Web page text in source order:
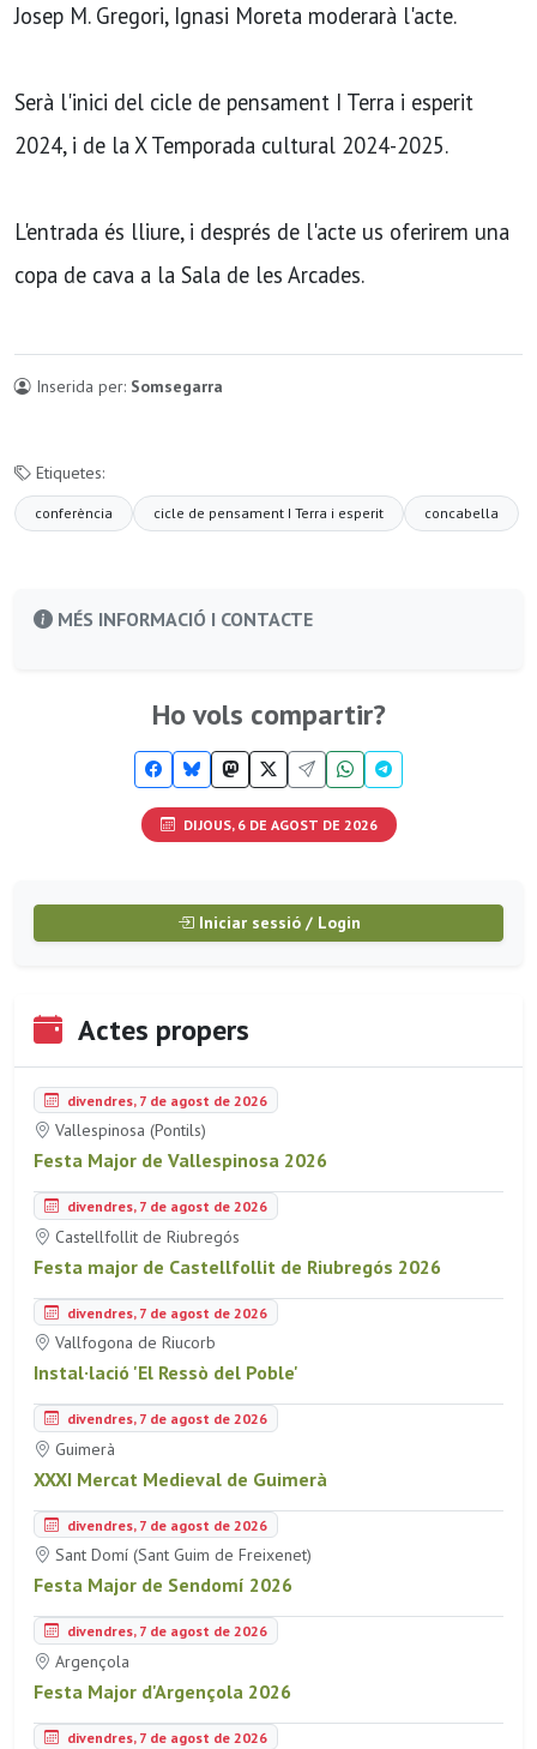
Josep M. Gregori, Ignasi Moreta moderarà l'acte.
Serà l'inici del cicle de pensament I Terra i esperit
2024, i de la X Temporada cultural 2024-2025.
L'entrada és lliure, i després de l'acte us oferirem una
copa de cava a la Sala de les Arcades.
Inserida per: Somsegarra
Etiquetes:
conferència cicle de pensament I Terra i esperit concabella
MÉS INFORMACIÓ I CONTACTE
Ho vols compartir?
DIJOUS, 6 DE AGOST DE 2026
Iniciar sessió / Login
Actes propers
divendres, 7 de agost de 2026
Vallespinosa (Pontils)
Festa Major de Vallespinosa 2026
divendres, 7 de agost de 2026
Castellfollit de Riubregós
Festa major de Castellfollit de Riubregós 2026
divendres, 7 de agost de 2026
Vallfogona de Riucorb
Instal·lació 'El Ressò del Poble'
divendres, 7 de agost de 2026
Guimerà
XXXI Mercat Medieval de Guimerà
divendres, 7 de agost de 2026
Sant Domí (Sant Guim de Freixenet)
Festa Major de Sendomí 2026
divendres, 7 de agost de 2026
Argençola
Festa Major d'Argençola 2026
divendres, 7 de agost de 2026